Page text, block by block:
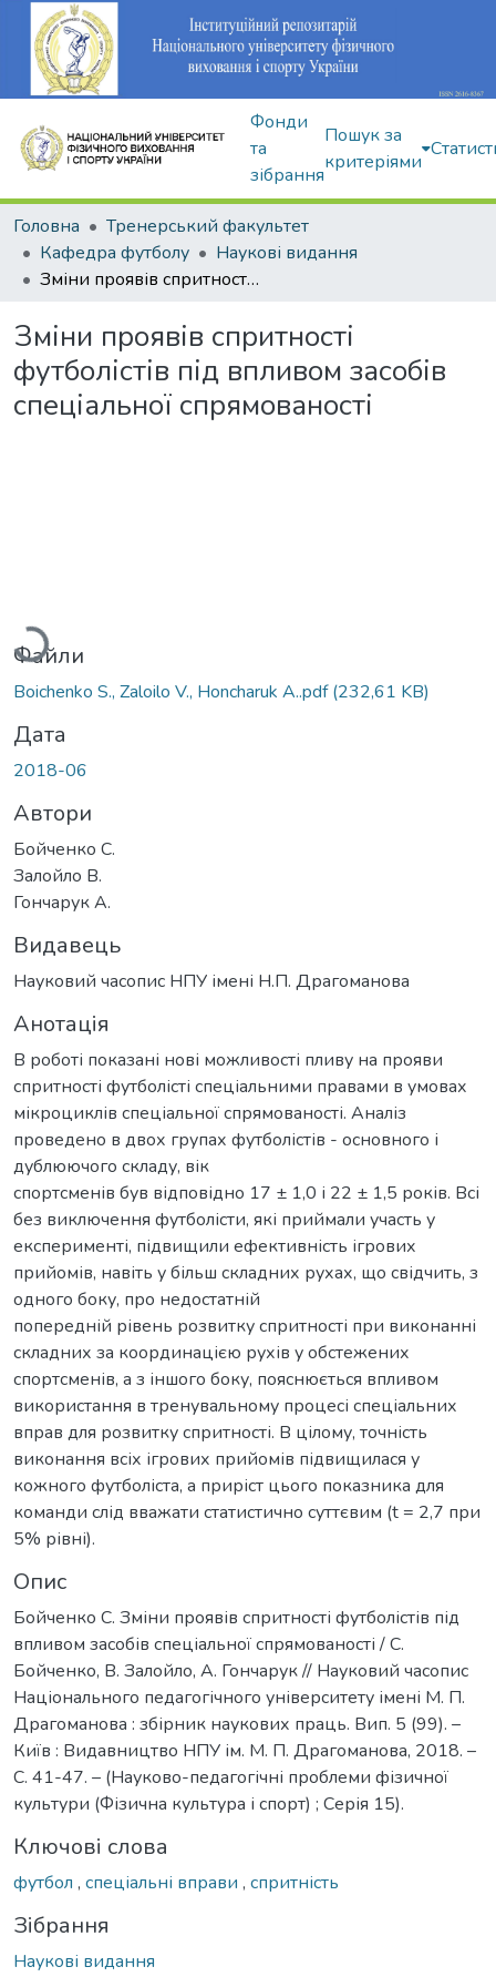
Фонди
та
зібрання
Пошук за
критеріями
Головна
Тренерський факультет
Кафедра футболу
Наукові видання
Зміни проявів спритності футболістів під впливом засобів спеціальної спрямованості
Зміни проявів спритності
футболістів під впливом засобів
спеціальної спрямованості
Вантажиться...
Файли
Boichenko S., Zaloilo V., Honcharuk A..pdf(232,61 KB)
Дата
2018-06
Автори
Бойченко С.
Залойло В.
Гончарук А.
Видавець
Науковий часопис НПУ імені Н.П. Драгоманова
Анотація
В роботі показані нові можливості пливу на прояви
спритності футболісті спеціальними правами в умовах
мікроциклів спеціальної спрямованості. Аналіз
проведено в двох групах футболістів - основного і
дублюючого складу, вік
спортсменів був відповідно 17 ± 1,0 і 22 ± 1,5 років. Всі
без виключення футболісти, які приймали участь у
експерименті, підвищили ефективність ігрових
прийомів, навіть у більш складних рухах, що свідчить, з
одного боку, про недостатній
попередній рівень розвитку спритності при виконанні
складних за координацією рухів у обстежених
спортсменів, а з іншого боку, пояснюється впливом
використання в тренувальному процесі спеціальних
вправ для розвитку спритності. В цілому, точність
виконання всіх ігрових прийомів підвищилася у
кожного футболіста, а приріст цього показника для
команди слід вважати статистично суттєвим (t = 2,7 при
5% рівні).
Опис
Бойченко С. Зміни проявів спритності футболістів під
впливом засобів спеціальної спрямованості / С.
Бойченко, В. Залойло, А. Гончарук // Науковий часопис
Національного педагогічного університету імені М. П.
Драгоманова : збірник наукових праць. Вип. 5 (99). –
Київ : Видавництво НПУ ім. М. П. Драгоманова, 2018. –
С. 41-47. – (Науково-педагогічні проблеми фізичної
культури (Фізична культура і спорт) ; Серія 15).
Ключові слова
футбол , спеціальні вправи , спритність
Зібрання
Наукові видання